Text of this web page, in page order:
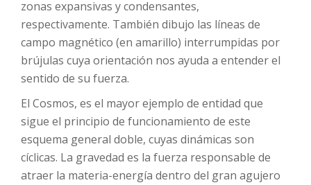
zonas expansivas y condensantes,
respectivamente. También dibujo las líneas de
campo magnético (en amarillo) interrumpidas por
brújulas cuya orientación nos ayuda a entender el
sentido de su fuerza.
El Cosmos, es el mayor ejemplo de entidad que
sigue el principio de funcionamiento de este
esquema general doble, cuyas dinámicas son
cíclicas. La gravedad es la fuerza responsable de
atraer la materia-energía dentro del gran agujero